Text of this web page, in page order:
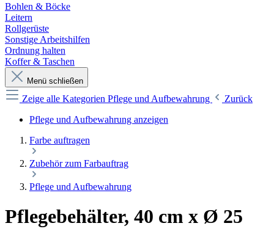
Bohlen & Böcke
Leitern
Rollgerüste
Sonstige Arbeitshilfen
Ordnung halten
Koffer & Taschen
Menü schließen
Zeige alle Kategorien Pflege und Aufbewahrung
Zurück
Pflege und Aufbewahrung anzeigen
Farbe auftragen
Zubehör zum Farbauftrag
Pflege und Aufbewahrung
Pflegebehälter, 40 cm x Ø 25